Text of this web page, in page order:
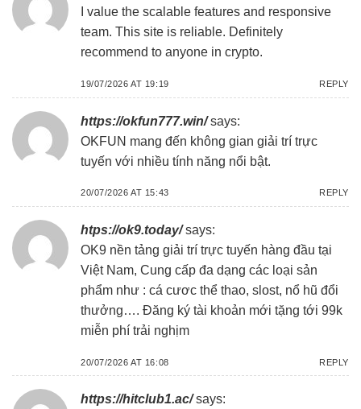
I value the scalable features and responsive
team. This site is reliable. Definitely
recommend to anyone in crypto.
19/07/2026 AT 19:19 REPLY
https://okfun777.win/ says:
OKFUN mang đến không gian giải trí trực
tuyến với nhiều tính năng nổi bật.
20/07/2026 AT 15:43 REPLY
htps://ok9.today/ says:
OK9 nền tảng giải trí trực tuyến hàng đầu tại
Việt Nam, Cung cấp đa dạng các loại sản
phẩm như : cá cươc thể thao, slost, nổ hũ đổi
thưởng…. Đăng ký tài khoản mới tặng tới 99k
miễn phí trải nghịm
20/07/2026 AT 16:08 REPLY
https://hitclub1.ac/ says: